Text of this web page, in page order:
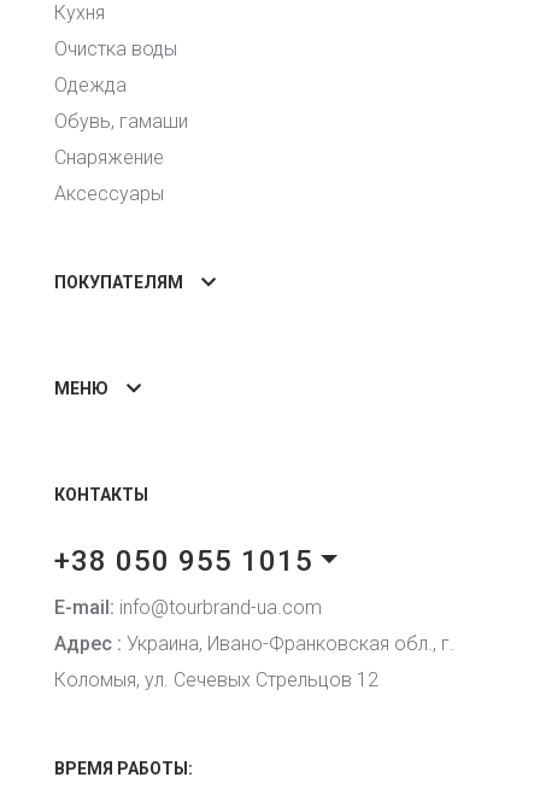
Кухня
Очистка воды
Одежда
Обувь, гамаши
Снаряжение
Аксессуары
ПОКУПАТЕЛЯМ
МЕНЮ
КОНТАКТЫ
+38 050 955 1015
E-mail: info@tourbrand-ua.com
Адрес : Украина, Ивано-Франковская обл., г.
Коломыя, ул. Сечевых Стрельцов 12
ВРЕМЯ РАБОТЫ: